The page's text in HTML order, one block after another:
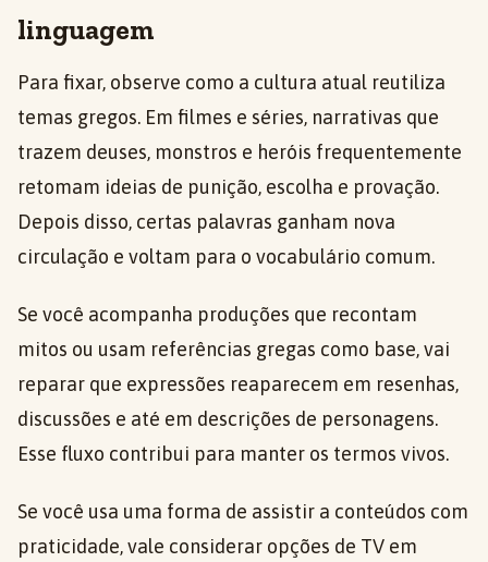
linguagem
Para fixar, observe como a cultura atual reutiliza
temas gregos. Em filmes e séries, narrativas que
trazem deuses, monstros e heróis frequentemente
retomam ideias de punição, escolha e provação.
Depois disso, certas palavras ganham nova
circulação e voltam para o vocabulário comum.
Se você acompanha produções que recontam
mitos ou usam referências gregas como base, vai
reparar que expressões reaparecem em resenhas,
discussões e até em descrições de personagens.
Esse fluxo contribui para manter os termos vivos.
Se você usa uma forma de assistir a conteúdos com
praticidade, vale considerar opções de TV em